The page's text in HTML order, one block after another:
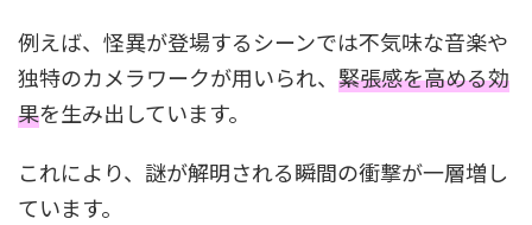
例えば、怪異が登場するシーンでは不気味な音楽や
独特のカメラワークが用いられ、 緊張感を高める効
果を生み出しています。
これにより、謎が解明される瞬間の衝撃が一層増し
ています。